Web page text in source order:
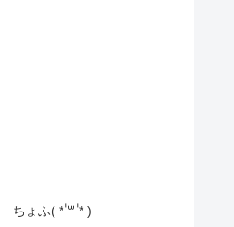
ちょふ( * ॑꒳ ॑* )